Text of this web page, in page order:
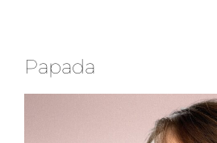
Papada